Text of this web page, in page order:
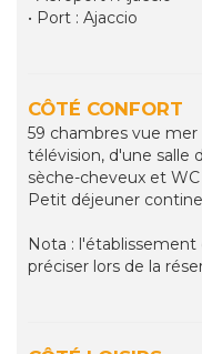
• Port : Ajaccio
CÔTÉ CONFORT
59 chambres vue mer
télévision, d'une salle
sèche-cheveux et
Petit déjeuner
Nota :
préciser lors de la